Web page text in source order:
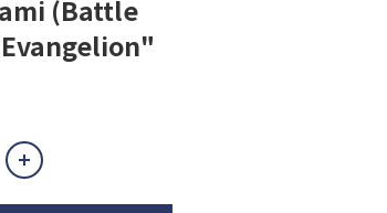
(Battle